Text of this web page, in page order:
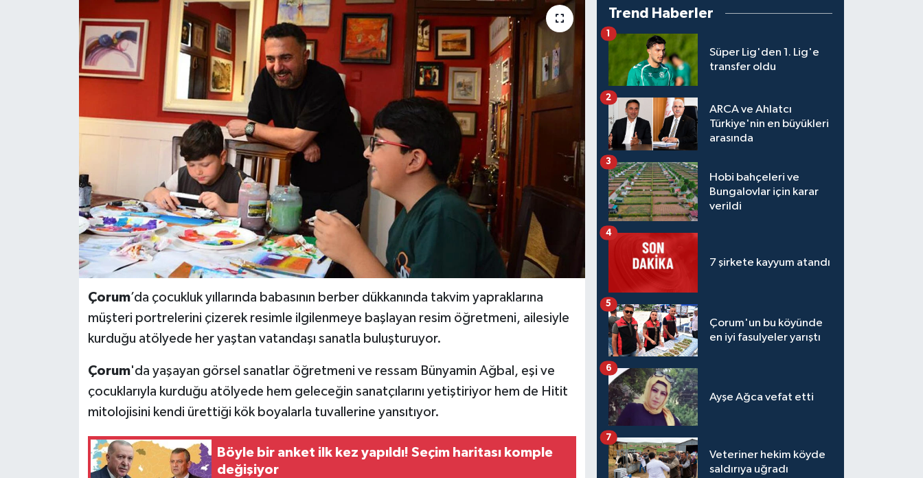
Çorum’da çocukluk yıllarında babasının berber dükkanında takvim yapraklarına
müşteri portrelerini çizerek resimle ilgilenmeye başlayan resim öğretmeni, ailesiyle
kurduğu atölyede her yaştan vatandaşı sanatla buluşturuyor.
Çorum'da yaşayan görsel sanatlar öğretmeni ve ressam Bünyamin Ağbal, eşi ve
çocuklarıyla kurduğu atölyede hem geleceğin sanatçılarını yetiştiriyor hem de Hitit
mitolojisini kendi ürettiği kök boyalarla tuvallerine yansıtıyor.
Böyle bir anket ilk kez yapıldı! Seçim haritası komple
değişiyor
Trend Haberler
Süper Lig'den 1. Lig'e
transfer oldu
1
ARCA ve Ahlatcı
Türkiye'nin en büyükleri
arasında
2
Hobi bahçeleri ve
Bungalovlar için karar
verildi
3
7 şirkete kayyum atandı
4
Çorum'un bu köyünde
en iyi fasulyeler yarıştı
5
Ayşe Ağca vefat etti
6
Veteriner hekim köyde
saldırıya uğradı
7
İLÇELER
OTOPARK